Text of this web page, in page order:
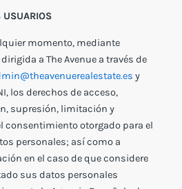
USUARIOS
momento, mediante
a The Avenue a través de
y
los derechos de acceso,
supresión, limitación y
consentimiento otorgado para el
personales; así como a
en el caso de que considere
sus datos personales